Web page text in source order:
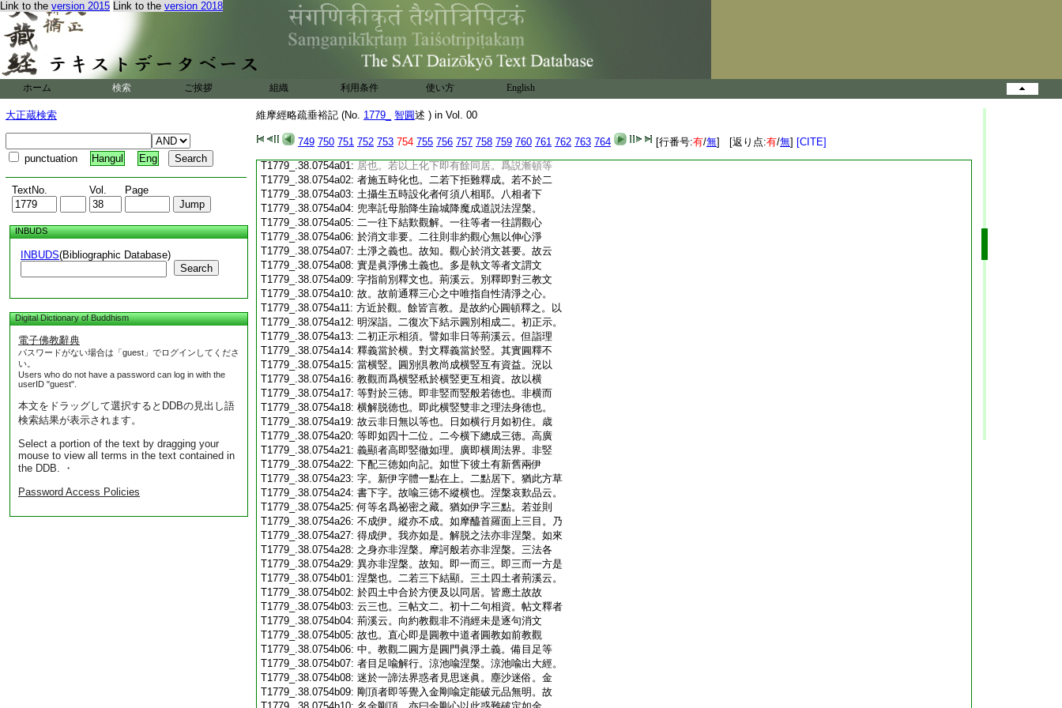
Link to the version 2015 Link to the version 2018
ホーム 検索 ご挨拶 組織 利用条件 使い方 English
大正蔵検索
punctuation Hangul Eng
TextNo. Vol. Page
INBUDS
INBUDS(Bibliographic Database)
Search
Digital Dictionary of Buddhism
電子佛教辭典
パスワードがない場合は「guest」でログインしてくださ
い。
Users who do not have a password can log in with the
userID "guest".
本文をドラッグして選択するとDDBの見出し語
検索結果が表示されます。
Select a portion of the text by dragging your
mouse to view all terms in the text contained in
the DDB. ・
Password Access Policies
維摩經略疏垂裕記 (No. 1779_ 智圓述 ) in Vol. 00
749 750 751 752 753 754 755 756 757 758 759 760 761 762 763 764 [行番号:有/無] [返り点:有/無] [CITE]
T1779_.38.0753c19:受淨名。智慧功徳即福慧也。名觀行即者此
T1779_.38.0753c20: 約觀成。即五品位始修在名字位中也。法華
T1779_.38.0753c21:下趣觀行道場近分證菩提。二若功下明入
T1779_.38.0753c22:
分眞果二。初從行入似。觀行内熟諸佛外加。
内外相藉麁垢自落。二從相下從似入眞。二
T1779_.38.0753c24:初分眞作佛。入銅輪者瓔珞以六輪喩位十
T1779_.38.0753c25:住銅輪也。即於二土目行等者荊溪云。穢淨
T1779_.38.0753c26:
二種同居土也。謂住觀行相似位時修淨土
T1779_.38.0753c27:
因。若入銅輪還於二土以攝同類。乃至令入
T1779_.38.0753c28: 有餘果報。故下用經四句結云教化衆生調
T1779_.38.0754a01: 居也。若以上化下即有餘同居。爲説漸頓等
T1779_.38.0754a02: 者施五時化也。二若下拒難釋成。若不於二
T1779_.38.0754a03: 土攝生五時設化者何須八相耶。八相者下
T1779_.38.0754a04: 兜率託母胎降生踰城降魔成道説法涅槃。
T1779_.38.0754a05: 二一往下結歎觀解。一往等者一往謂觀心
T1779_.38.0754a06: 於消文非要。二往則非約觀心無以伸心淨
T1779_.38.0754a07: 土淨之義也。故知。觀心於消文甚要。故云
T1779_.38.0754a08: 實是眞淨佛土義也。多是執文等者文謂文
T1779_.38.0754a09: 字指前別釋文也。荊溪云。別釋即對三教文
T1779_.38.0754a10: 故。故前通釋三心之中唯指自性清淨之心。
T1779_.38.0754a11: 方近於觀。餘皆言教。是故約心圓頓釋之。以
T1779_.38.0754a12: 明深詣。二復次下結示圓別相成二。初正示。
T1779_.38.0754a13: 二初正示相須。譬如非日等荊溪云。但詣理
T1779_.38.0754a14: 釋義當於横。對文釋義當於竪。其實圓釋不
T1779_.38.0754a15: 當横竪。圓別倶教尚成横竪互有資益。況以
T1779_.38.0754a16: 教觀而爲横竪秖於横竪更互相資。故以横
T1779_.38.0754a17: 等對於三徳。即非竪而竪般若徳也。非横而
T1779_.38.0754a18: 横解脱徳也。即此横竪雙非之理法身徳也。
T1779_.38.0754a19: 故云非日無以等也。日如横行月如初住。歳
T1779_.38.0754a20: 等即如四十二位。二今横下總成三徳。高廣
T1779_.38.0754a21: 義顯者高即竪徹如理。廣即横周法界。非竪
T1779_.38.0754a22: 下配三徳如向記。如世下彼土有新舊兩伊
T1779_.38.0754a23: 字。新伊字體一點在上。二點居下。猶此方草
T1779_.38.0754a24: 書下字。故喩三徳不縱横也。涅槃哀歎品云。
T1779_.38.0754a25:何等名爲祕密之藏。猶如伊字三點。若並則
T1779_.38.0754a26: 不成伊。縱亦不成。如摩醯首羅面上三目。乃
T1779_.38.0754a27: 得成伊。我亦如是。解脱之法亦非涅槃。如來
T1779_.38.0754a28: 之身亦非涅槃。摩訶般若亦非涅槃。三法各
T1779_.38.0754a29: 異亦非涅槃。故知。即一而三。即三而一方是
T1779_.38.0754b01: 涅槃也。二若三下結顯。三土四土者荊溪云。
T1779_.38.0754b02: 於四土中合於方便及以同居。皆應土故故
T1779_.38.0754b03: 云三也。三帖文二。初十二句相資。帖文釋者
T1779_.38.0754b04: 荊溪云。向約教觀非不消經未是逐句消文
T1779_.38.0754b05: 故也。直心即是圓教中道者圓教如前教觀
T1779_.38.0754b06: 中。教觀二圓方是圓門眞淨土義。備目足等
T1779_.38.0754b07: 者目足喩解行。涼池喩涅槃。涼池喩出大經。
T1779_.38.0754b08: 迷於一諦法界惑者見思迷眞。塵沙迷俗。金
T1779_.38.0754b09: 剛頂者即等覺入金剛喩定能破元品無明。故